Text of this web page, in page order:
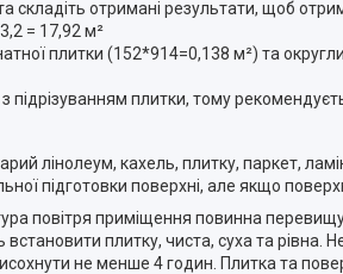
отримані результати, щоб
= 17,92 м²
плитки (152*914=0,138 м²) та
підрізуванням плитки, тому
лінолеум, кахель, плитку, паркет,
підготовки поверхні, але якщо
повітря приміщення повинна
плитку, чиста, суха та рівна.
не менше 4 годин. Плитка та